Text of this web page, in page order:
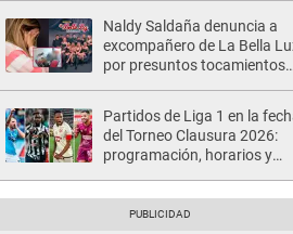
Naldy Saldaña denuncia a
excompañero de La Bella
por presuntos tocamientos
Partidos de Liga 1 en la
del Torneo Clausura 2026:
programación, horarios y